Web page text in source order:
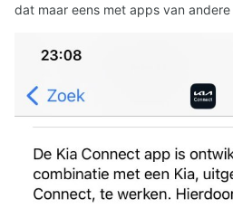
dat maar eens met apps van